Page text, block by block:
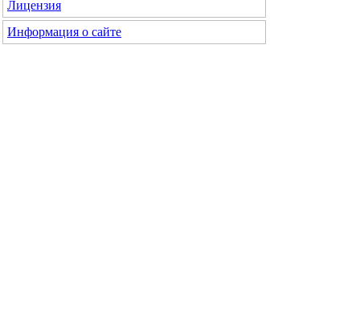
Лицензия
Информация о сайте